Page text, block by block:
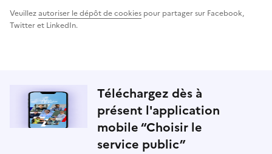
Veuillezautoriser le dépôt de cookies pour partager sur Facebook,
Twitter et LinkedIn.
Téléchargez dès à
présent l'application
mobile “Choisir le
service public”